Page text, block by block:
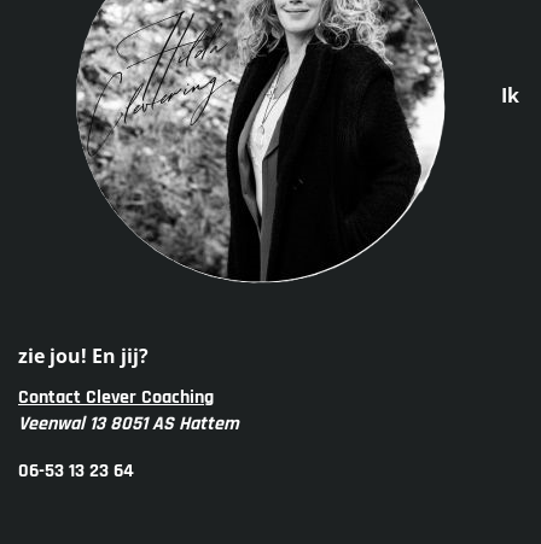
Ik
zie jou! En jij?
Contact Clever Coaching
Veenwal 13 8051 AS Hattem
06-53 13 23 64